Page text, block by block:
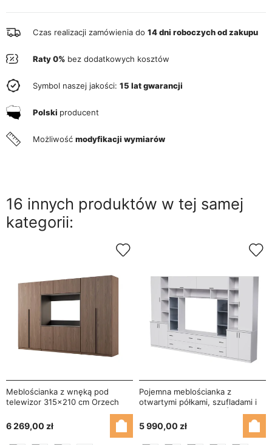
Czas realizacji zamówienia do 14 dni roboczych od zakupu
Raty 0% bez dodatkowych kosztów
Symbol naszej jakości: 15 lat gwarancji
Polski producent
Możliwość modyfikacji wymiarów
16 innych produktów w tej samej
kategorii:
Meblościanka z wnęką pod
telewizor 315×210 cm Orzech
6 269,00 zł
Pojemna meblościanka z
otwartymi półkami, szufladami i
szafkami 340×220 cm Śnieżna
Biel – MODENA
5 990,00 zł